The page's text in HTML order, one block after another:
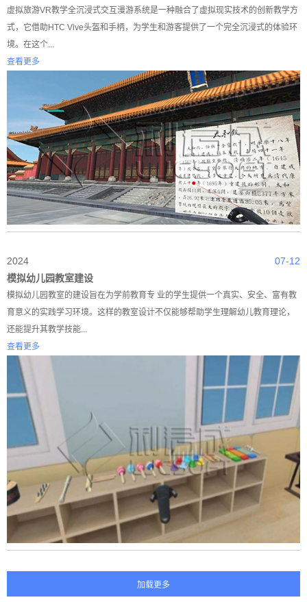
虚拟旅游VR教学全沉浸式交互漫游系统是一种融合了虚拟现实技术的创新教学方
式，它借助HTC Vive头盔和手柄，为学生和游客提供了一个完全沉浸式的体验环
境。在这个...
查看更多
07-12
2024
模拟幼儿园教室建设
模拟幼儿园教室的建设旨在为学前教育专 业的学生提供一个真实、安全、富有教
育意义的实践学习环境。这样的教室设计不仅能够帮助学生理解幼儿教育理论，
还能提升其教学技能...
查看更多